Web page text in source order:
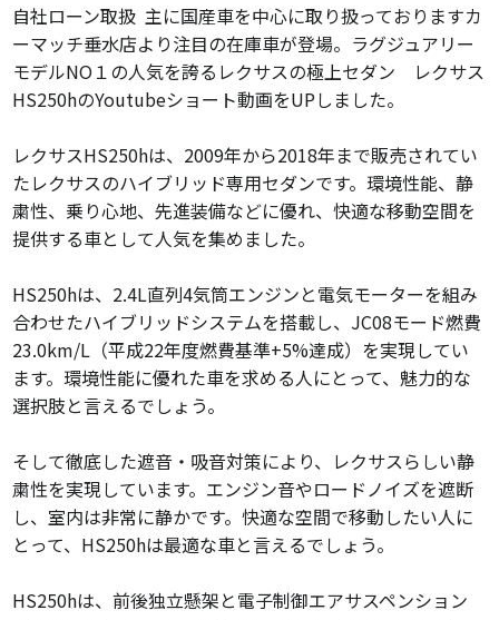
自社ローン取扱 主に国産車を中心に取り扱っておりますカ
ーマッチ垂水店より注目の在庫車が登場。ラグジュアリー
モデルNO１の人気を誇るレクサスの極上セダン レクサス
HS250hのYoutubeショート動画をUPしました。
レクサスHS250hは、2009年から2018年まで販売されてい
たレクサスのハイブリッド専用セダンです。環境性能、静
粛性、乗り心地、先進装備などに優れ、快適な移動空間を
提供する車として人気を集めました。
HS250hは、2.4L直列4気筒エンジンと電気モーターを組み
合わせたハイブリッドシステムを搭載し、JC08モード燃費
23.0km/L（平成22年度燃費基準+5%達成）を実現してい
ます。環境性能に優れた車を求める人にとって、魅力的な
選択肢と言えるでしょう。
そして徹底した遮音・吸音対策により、レクサスらしい静
粛性を実現しています。エンジン音やロードノイズを遮断
し、室内は非常に静かです。快適な空間で移動したい人に
とって、HS250hは最適な車と言えるでしょう。
HS250hは、前後独立懸架と電子制御エアサスペンション